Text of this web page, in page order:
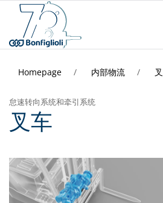
Homepage 内部物流
怠速转向系统和牵引系统
叉车